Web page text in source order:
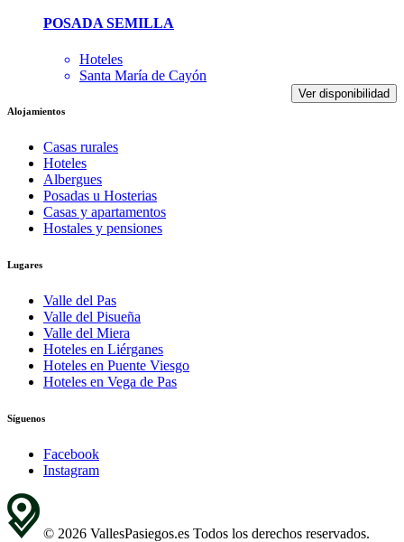
POSADA SEMILLA
Hoteles
Santa María de Cayón
Ver disponibilidad
Alojamientos
Casas rurales
Hoteles
Albergues
Posadas u Hosterias
Casas y apartamentos
Hostales y pensiones
Lugares
Valle del Pas
Valle del Pisueña
Valle del Miera
Hoteles en Liérganes
Hoteles en Puente Viesgo
Hoteles en Vega de Pas
Síguenos
Facebook
Instagram
© 2026 VallesPasiegos.es Todos los derechos reservados.